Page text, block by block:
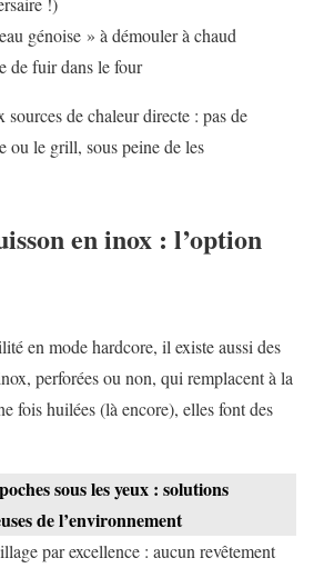
génoise » à démouler à chaud
de fuir dans le four
de chaleur directe : pas de
ou le grill, sous peine de les
en inox : l’option
en mode hardcore, il existe aussi des
perforées ou non, qui remplacent à la
fois huilées (là encore), elles font des
sous les yeux : solutions
de l’environnement
par excellence : aucun revêtement